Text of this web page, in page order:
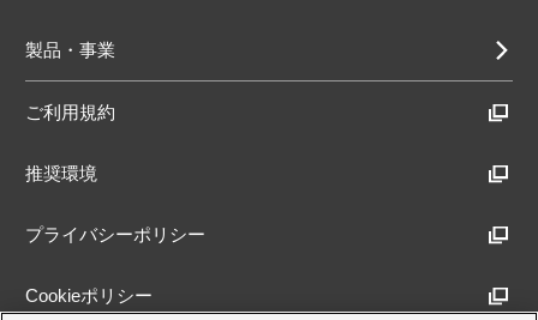
製品・事業
ご利用規約
推奨環境
プライバシーポリシー
Cookieポリシー